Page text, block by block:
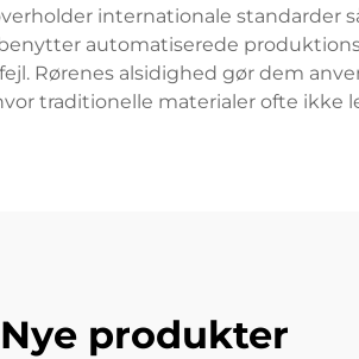
internationale standarder
automatiserede
Rørenes alsidighed gør dem
traditionelle materialer ofte ikke
Nye produkter